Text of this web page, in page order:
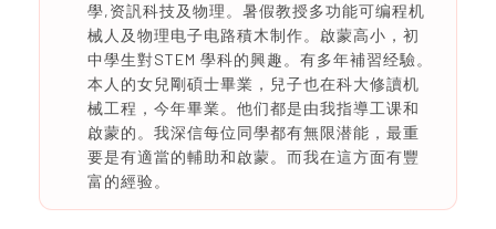
學,资訉科技及物理。暑假教授多功能可编程机
械人及物理电子电路積木制作。啟蒙高小，初
中學生對STEM 學科的興趣。有多年補習经驗。
本人的女兒剛碩士畢業，兒子也在科大修讀机
械工程，今年畢業。他们都是由我指導工课和
啟蒙的。我深信每位同學都有無限潜能，最重
要是有適當的輔助和啟蒙。而我在這方面有豐
富的經验。